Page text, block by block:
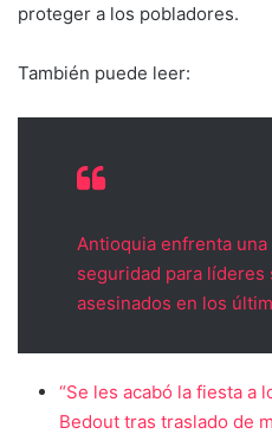
proteger a los pobladores.
También puede leer:
Antioquia enfrenta
seguridad para líderes
asesinados en los
“Se les acabó la fiesta a
Bedout tras traslado de